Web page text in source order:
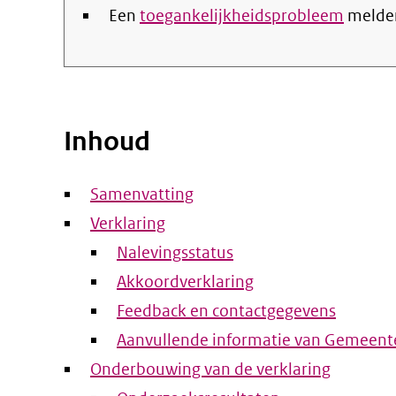
Een toegankelijkheidsprobleem
Inhoud
Samenvatting
Verklaring
Nalevingsstatus
Akkoordverklaring
Feedback en contactgegevens
Aanvullende informatie van
Onderbouwing van de verklaring